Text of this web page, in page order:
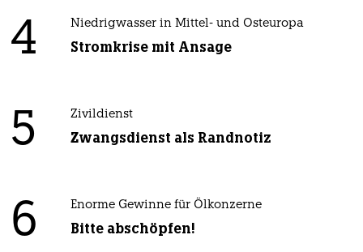
4 Niedrigwasser in Mittel- und Osteuropa
Stromkrise mit Ansage
5 Zivildienst
Zwangsdienst als Randnotiz
6 Enorme Gewinne für Ölkonzerne
Bitte abschöpfen!